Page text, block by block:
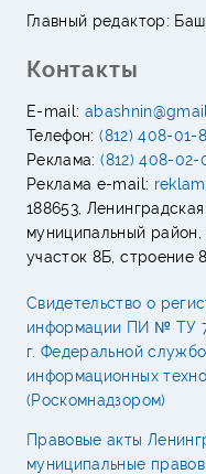
Главный редактор:
Контакты
E-mail:
Телефон:(812) 408-01-
Реклама:(812) 408-02-
Реклама e-mail:
188653,
муниципальный
участок 8Б, строение
Свидетельство о
информации ПИ № ТУ
г. Федеральной
информационных
(Роскомнадзором)
Правовые акты
муниципальные